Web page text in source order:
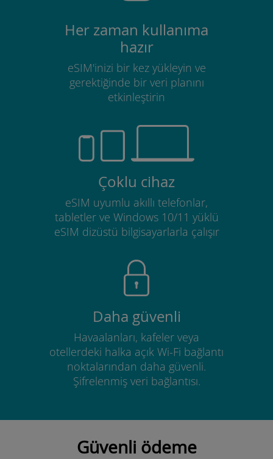
Her zaman kullanıma
hazır
eSIM'inizi bir kez yükleyin ve
gerektiğinde bir veri planını
etkinleştirin
Çoklu cihaz
eSIM uyumlu akıllı telefonlar,
tabletler ve Windows 10/11 yüklü
eSIM dizüstü bilgisayarlarla çalışır
Daha güvenli
Havaalanları, kafeler veya
otellerdeki halka açık Wi-Fi bağlantı
noktalarından daha güvenli.
Şifrelenmiş veri bağlantısı.
Güvenli ödeme